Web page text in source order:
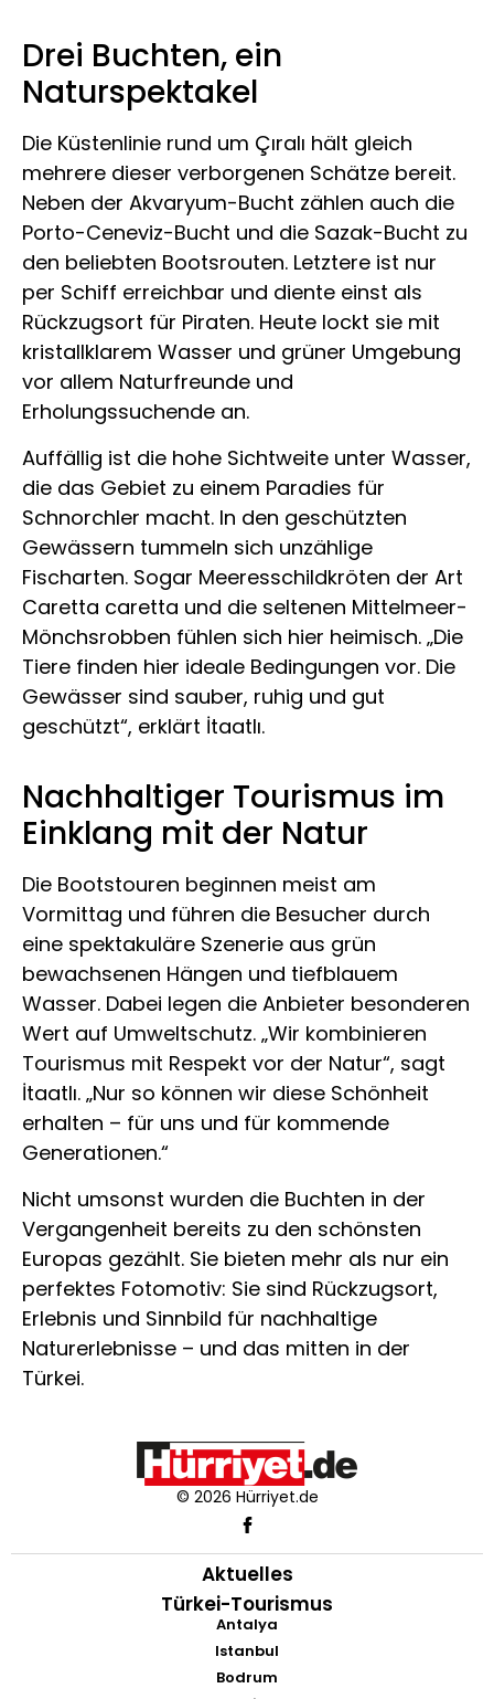
Drei Buchten, ein
Naturspektakel
Die Küstenlinie rund um Çıralı hält gleich
mehrere dieser verborgenen Schätze bereit.
Neben der Akvaryum-Bucht zählen auch die
Porto-Ceneviz-Bucht und die Sazak-Bucht zu
den beliebten Bootsrouten. Letztere ist nur
per Schiff erreichbar und diente einst als
Rückzugsort für Piraten. Heute lockt sie mit
kristallklarem Wasser und grüner Umgebung
vor allem Naturfreunde und
Erholungssuchende an.
Auffällig ist die hohe Sichtweite unter Wasser,
die das Gebiet zu einem Paradies für
Schnorchler macht. In den geschützten
Gewässern tummeln sich unzählige
Fischarten. Sogar Meeresschildkröten der Art
Caretta caretta und die seltenen Mittelmeer-
Mönchsrobben fühlen sich hier heimisch. „Die
Tiere finden hier ideale Bedingungen vor. Die
Gewässer sind sauber, ruhig und gut
geschützt“, erklärt İtaatlı.
Nachhaltiger Tourismus im
Einklang mit der Natur
Die Bootstouren beginnen meist am
Vormittag und führen die Besucher durch
eine spektakuläre Szenerie aus grün
bewachsenen Hängen und tiefblauem
Wasser. Dabei legen die Anbieter besonderen
Wert auf Umweltschutz. „Wir kombinieren
Tourismus mit Respekt vor der Natur“, sagt
İtaatlı. „Nur so können wir diese Schönheit
erhalten – für uns und für kommende
Generationen.“
Nicht umsonst wurden die Buchten in der
Vergangenheit bereits zu den schönsten
Europas gezählt. Sie bieten mehr als nur ein
perfektes Fotomotiv: Sie sind Rückzugsort,
Erlebnis und Sinnbild für nachhaltige
Naturerlebnisse – und das mitten in der
Türkei.
© 2026 Hürriyet.de
Aktuelles
Türkei-Tourismus
Antalya
Istanbul
Bodrum